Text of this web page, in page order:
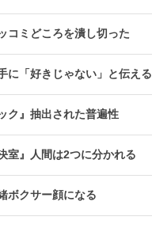
コミどころを潰し切った
に「好きじゃない」と伝える
ク』抽出された普遍性
室』人間は2つに分かれる
ボクサー顔になる